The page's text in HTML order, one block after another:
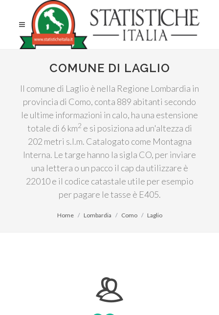
COMUNE DI LAGLIO
Il comune di Laglio è nella Regione Lombardia in
provincia di Como, conta 889 abitanti secondo
le ultime informazioni in calo, ha una estensione
totale di 6 km2 e si posiziona ad un'altezza di
202 metri s.l.m. Catalogato come Montagna
Interna. Le targe hanno la sigla CO, per inviare
una lettera o un pacco il cap da utilizzare è
22010 e il codice catastale utile per esempio
per pagare le tasse è E405.
Home Lombardia Como Laglio